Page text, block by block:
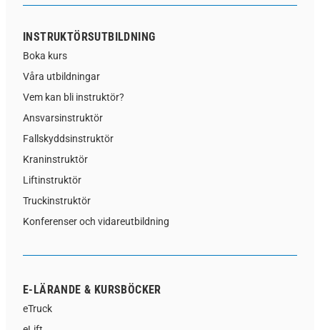
INSTRUKTÖRSUTBILDNING
Boka kurs
Våra utbildningar
Vem kan bli instruktör?
Ansvarsinstruktör
Fallskyddsinstruktör
Kraninstruktör
Liftinstruktör
Truckinstruktör
Konferenser och vidareutbildning
E-LÄRANDE & KURSBÖCKER
eTruck